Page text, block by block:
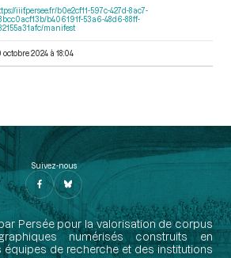
iiif.persee.fr/b0e2cf11-597c-427d-8ac7-
b406191f-53a6-48d6-88ff-
manifest
octobre 2024 à 18:04
Suivez-nous
Persée pour la valorisation de corpus
numérisés construits en
équipes de recherche et des institutions